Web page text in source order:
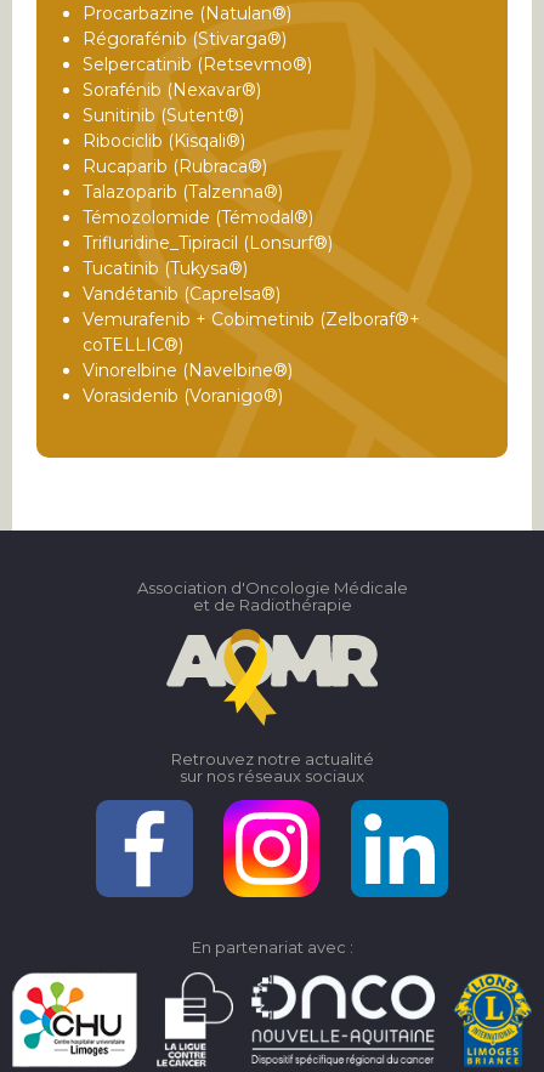
Procarbazine (Natulan®)
Régorafénib (Stivarga®)
Selpercatinib (Retsevmo®)
Sorafénib (Nexavar®)
Sunitinib (Sutent®)
Ribociclib (Kisqali®)
Rucaparib (Rubraca®)
Talazoparib (Talzenna®)
Témozolomide (Témodal®)
Trifluridine_Tipiracil (Lonsurf®)
Tucatinib (Tukysa®)
Vandétanib (Caprelsa®)
Vemurafenib + Cobimetinib (Zelboraf®+
coTELLIC®)
Vinorelbine (Navelbine®)
Vorasidenib (Voranigo®)
Association d'Oncologie Médicale
et de Radiothérapie
Retrouvez notre actualité
sur nos réseaux sociaux
En partenariat avec :